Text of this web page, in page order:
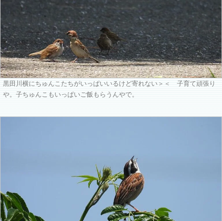
黒田川横にちゅんこたちがいっぱいいるけど寄れない＞＜ 子育て頑張り
や。子ちゅんこもいっぱいご飯もらうんやで。